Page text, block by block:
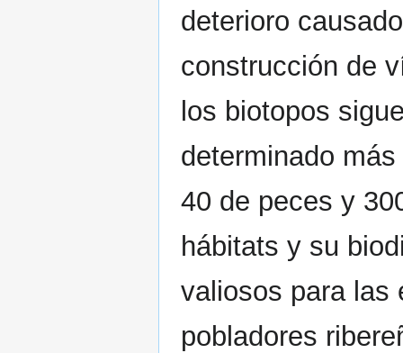
deterioro
construcción de
los biotopos
determinado
40 de peces y
hábitats y su
valiosos para las
pobladores